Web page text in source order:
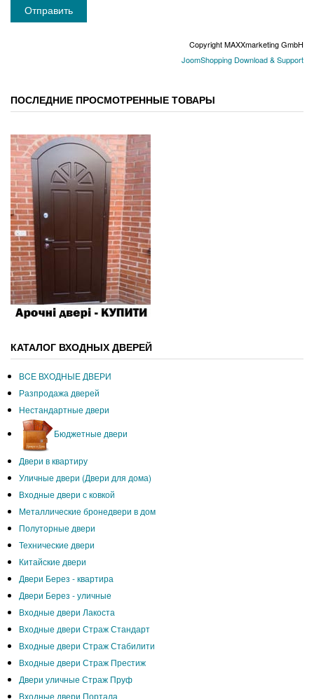
Copyright MAXXmarketing GmbH
JoomShopping Download & Support
ПОСЛЕДНИЕ ПРОСМОТРЕННЫЕ ТОВАРЫ
КАТАЛОГ ВХОДНЫХ ДВЕРЕЙ
ВCЕ ВХОДНЫЕ ДВЕРИ
Разпродажа дверей
Нестандартные двери
Бюджетные двери
Двери в квартиру
Уличные двери (Двери для дома)
Входные двери с ковкой
Металлические бронедвери в дом
Полуторные двери
Технические двери
Китайские двери
Двери Берез - квартира
Двери Берез - уличные
Входные двери Лакоста
Входные двери Страж Стандарт
Входные двери Страж Стабилити
Входные двери Страж Престиж
Двери уличные Страж Пруф
Входные двери Портала